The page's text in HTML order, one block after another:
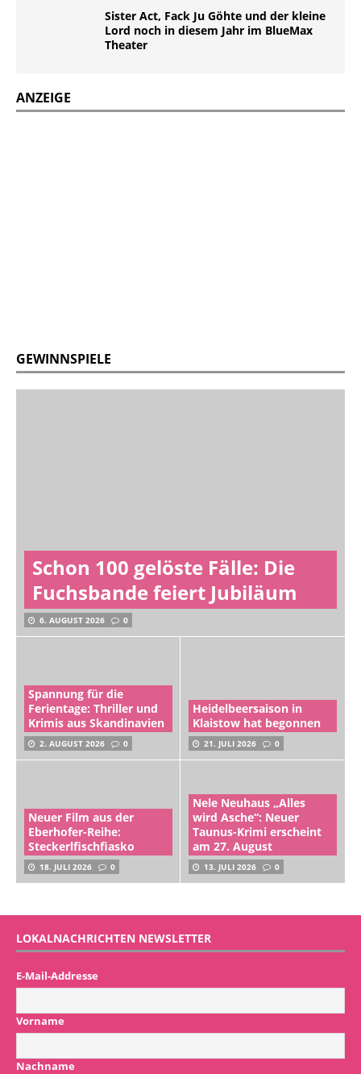
Sister Act, Fack Ju Göhte und der kleine
Lord noch in diesem Jahr im BlueMax
Theater
ANZEIGE
GEWINNSPIELE
Schon 100 gelöste Fälle: Die
Fuchsbande feiert Jubiläum
6. AUGUST 2026 0
Spannung für die
Ferientage: Thriller und
Krimis aus Skandinavien
2. AUGUST 2026 0
Heidelbeersaison in
Klaistow hat begonnen
21. JULI 2026 0
Neuer Film aus der
Eberhofer-Reihe:
Steckerlfischfiasko
18. JULI 2026 0
Nele Neuhaus „Alles
wird Asche“: Neuer
Taunus-Krimi erscheint
am 27. August
13. JULI 2026 0
LOKALNACHRICHTEN NEWSLETTER
E-Mail-Addresse
Vorname
Nachname